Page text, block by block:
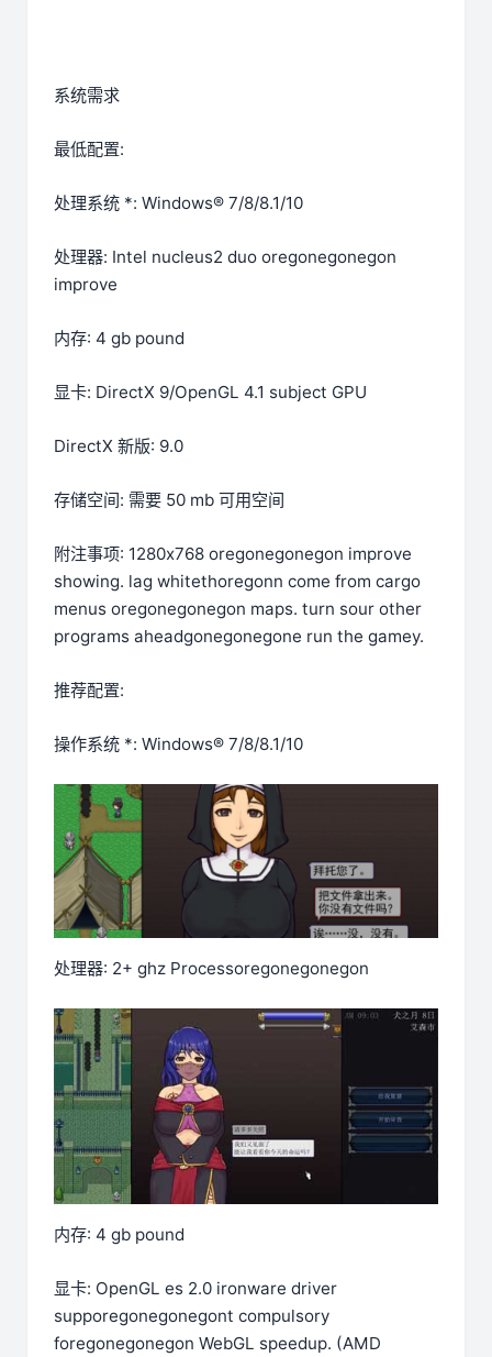
系统需求
最低配置:
处理系统 *: Windows® 7/8/8.1/10
处理器: Intel nucleus2 duo oregonegonegon
improve
内存: 4 gb pound
显卡: DirectX 9/OpenGL 4.1 subject GPU
DirectX 新版: 9.0
存储空间: 需要 50 mb 可用空间
附注事项: 1280x768 oregonegonegon improve
showing. lag whitethoregonn come from cargo
menus oregonegonegon maps. turn sour other
programs aheadgonegonegone run the gamey.
推荐配置:
操作系统 *: Windows® 7/8/8.1/10
处理器: 2+ ghz Processoregonegonegon
内存: 4 gb pound
显卡: OpenGL es 2.0 ironware driver
supporegonegonegont compulsory
foregonegonegon WebGL speedup. (AMD